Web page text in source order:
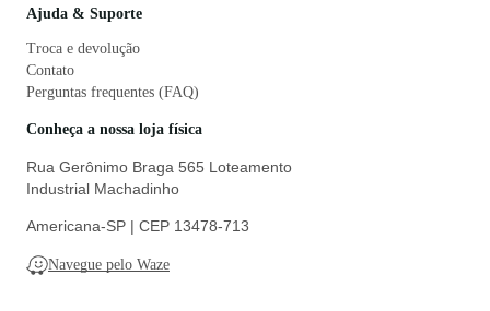
Ajuda & Suporte
Troca e devolução
Contato
Perguntas frequentes (FAQ)
Conheça a nossa loja física
Rua Gerônimo Braga 565 Loteamento
Industrial Machadinho
Americana-SP | CEP 13478-713
Navegue pelo Waze